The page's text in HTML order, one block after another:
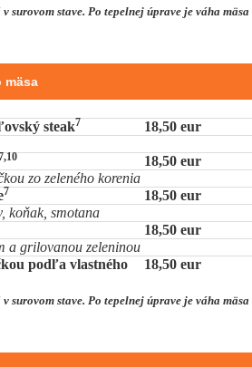
surovom stave. Po tepelnej úprave je váha mäsa
mäsa
steak7
18,50 eur
18,50 eur
zo zeleného korenia
7
18,50 eur
koňak, smotana
18,50 eur
a grilovanou zeleninou
podľa vlastného
18,50 eur
surovom stave. Po tepelnej úprave je váha mäsa